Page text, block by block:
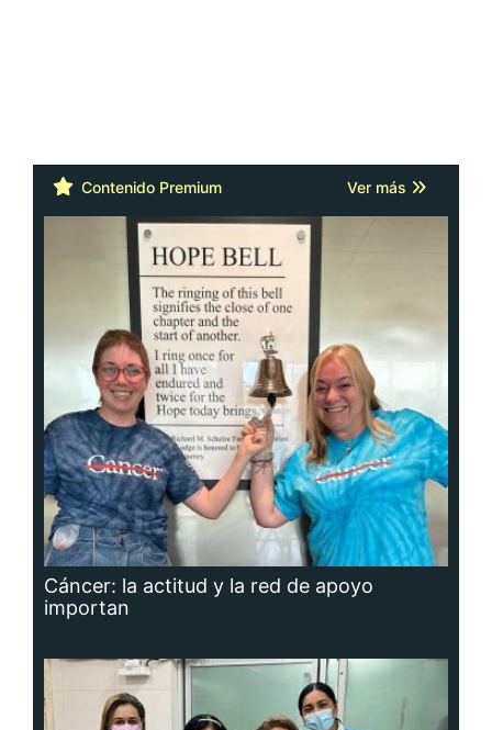
Contenido Premium Ver más
Cáncer: la actitud y la red de apoyo
importan